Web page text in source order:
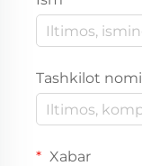
Tashkilot nomi
Xabar